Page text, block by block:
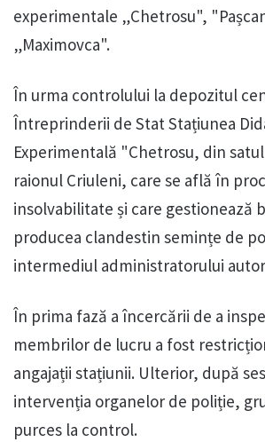
experimentale „Chetrosu",
„Maximovca".
În urma controlului la depozitul
Întreprinderii de Stat Stațiunea
Experimentală "Chetrosu, din
raionul Criuleni, care se află în
insolvabilitate și care gestionează
producea clandestin semințe de
intermediul administratorului
În prima fază a încercării de a
membrilor de lucru a fost
angajații stațiunii. Ulterior, după
intervenția organelor de poliție,
purces la control.